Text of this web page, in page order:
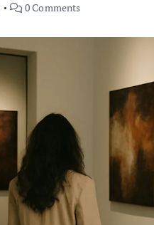
0 Comments